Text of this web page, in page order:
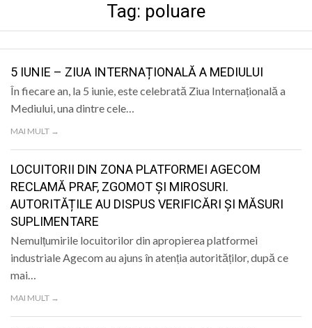
SANATATE
SPORT
POLITIC
LIFE
Tag: poluare
5 IUNIE – ZIUA INTERNAȚIONALĂ A MEDIULUI
În fiecare an, la 5 iunie, este celebrată Ziua Internațională a
Mediului, una dintre cele…
MAI MULT →
LOCUITORII DIN ZONA PLATFORMEI AGECOM
RECLAMĂ PRAF, ZGOMOT ȘI MIROSURI.
AUTORITĂȚILE AU DISPUS VERIFICĂRI ȘI MĂSURI
SUPLIMENTARE
Nemulțumirile locuitorilor din apropierea platformei
industriale Agecom au ajuns în atenția autorităților, după ce
mai…
MAI MULT →